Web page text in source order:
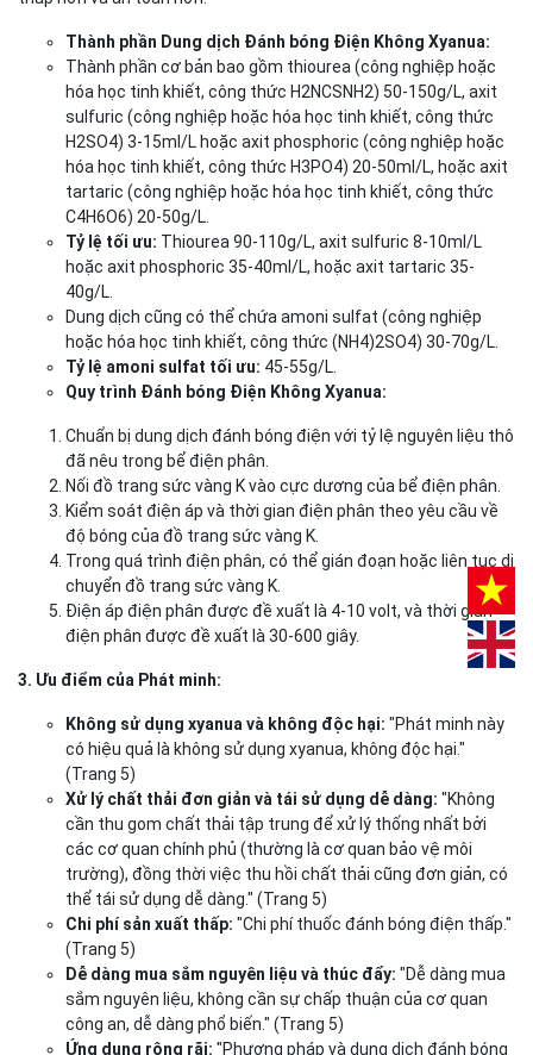
Thành phần Dung dịch Đánh bóng Điện Không Xyanua:
Thành phần cơ bản bao gồm thiourea (công nghiệp hoặc
hóa học tinh khiết, công thức H2NCSNH2) 50-150g/L, axit
sulfuric (công nghiệp hoặc hóa học tinh khiết, công thức
H2SO4) 3-15ml/L hoặc axit phosphoric (công nghiệp hoặc
hóa học tinh khiết, công thức H3PO4) 20-50ml/L, hoặc axit
tartaric (công nghiệp hoặc hóa học tinh khiết, công thức
C4H6O6) 20-50g/L.
Tỷ lệ tối ưu: Thiourea 90-110g/L, axit sulfuric 8-10ml/L
hoặc axit phosphoric 35-40ml/L, hoặc axit tartaric 35-
40g/L.
Dung dịch cũng có thể chứa amoni sulfat (công nghiệp
hoặc hóa học tinh khiết, công thức (NH4)2SO4) 30-70g/L.
Tỷ lệ amoni sulfat tối ưu: 45-55g/L.
Quy trình Đánh bóng Điện Không Xyanua:
Chuẩn bị dung dịch đánh bóng điện với tỷ lệ nguyên liệu thô
đã nêu trong bể điện phân.
Nối đồ trang sức vàng K vào cực dương của bể điện phân.
Kiểm soát điện áp và thời gian điện phân theo yêu cầu về
độ bóng của đồ trang sức vàng K.
Trong quá trình điện phân, có thể gián đoạn hoặc liên tục di
chuyển đồ trang sức vàng K.
Điện áp điện phân được đề xuất là 4-10 volt, và thời gian
điện phân được đề xuất là 30-600 giây.
3. Ưu điểm của Phát minh:
Không sử dụng xyanua và không độc hại: "Phát minh này
có hiệu quả là không sử dụng xyanua, không độc hại."
(Trang 5)
Xử lý chất thải đơn giản và tái sử dụng dễ dàng: "Không
cần thu gom chất thải tập trung để xử lý thống nhất bởi
các cơ quan chính phủ (thường là cơ quan bảo vệ môi
trường), đồng thời việc thu hồi chất thải cũng đơn giản, có
thể tái sử dụng dễ dàng." (Trang 5)
Chi phí sản xuất thấp: "Chi phí thuốc đánh bóng điện thấp."
(Trang 5)
Dễ dàng mua sắm nguyên liệu và thúc đẩy: "Dễ dàng mua
sắm nguyên liệu, không cần sự chấp thuận của cơ quan
công an, dễ dàng phổ biến." (Trang 5)
Ứng dụng rộng rãi: "Phương pháp và dung dịch đánh bóng